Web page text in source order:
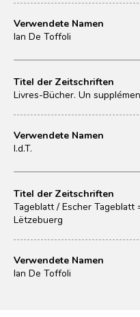
Verwendete Namen
Ian De Toffoli
Titel der Zeitschriften
Livres-Bücher. Un
Verwendete Namen
I.d.T.
Titel der Zeitschriften
Tageblatt / Escher Tageblatt
Lëtzebuerg
Verwendete Namen
Ian De Toffoli